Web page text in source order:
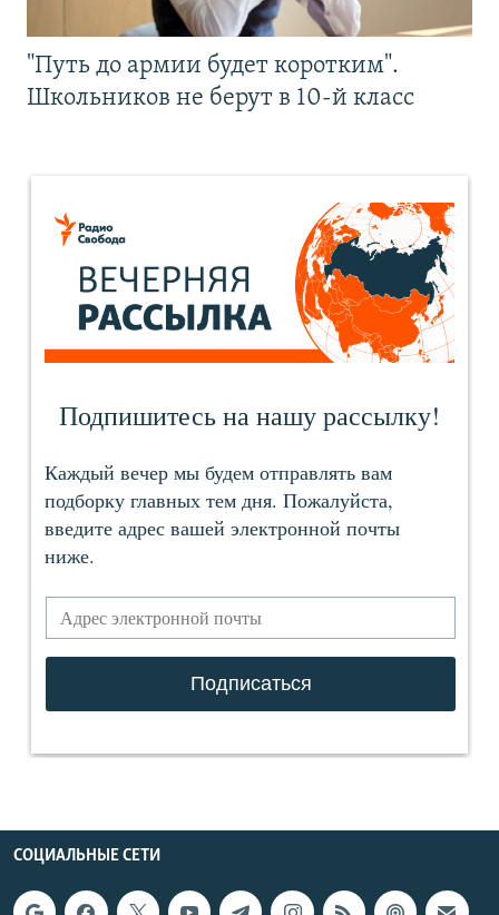
"Путь до армии будет коротким".
Школьников не берут в 10-й класс
СОЦИАЛЬНЫЕ СЕТИ